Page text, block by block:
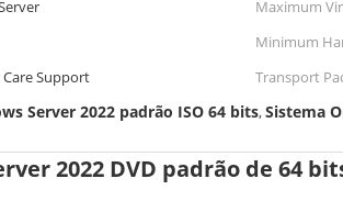
Maximum
(Ram) Limit:
Minimum
Support Transport
Server 2022 padrão ISO 64 bits,Sistema
2022 DVD padrão de 64